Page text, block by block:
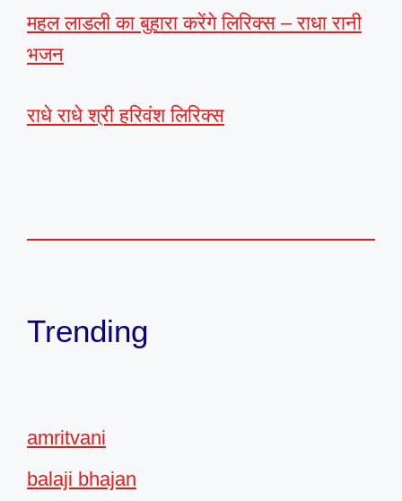
महल लाडली का बुहारा करेंगे लिरिक्स – राधा रानी
भजन
राधे राधे श्री हरिवंश लिरिक्स
Trending
amritvani
balaji bhajan